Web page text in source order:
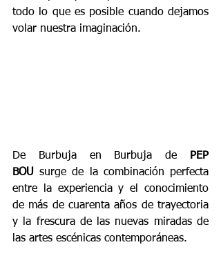
todo lo que es posible cuando dejamos
volar nuestra imaginación.
De Burbuja en Burbuja de
PEP
BOU surge de la combinación perfecta
entre la experiencia y el conocimiento
de más de cuarenta años de trayectoria
y la frescura de las nuevas miradas de
las artes escénicas contemporáneas.